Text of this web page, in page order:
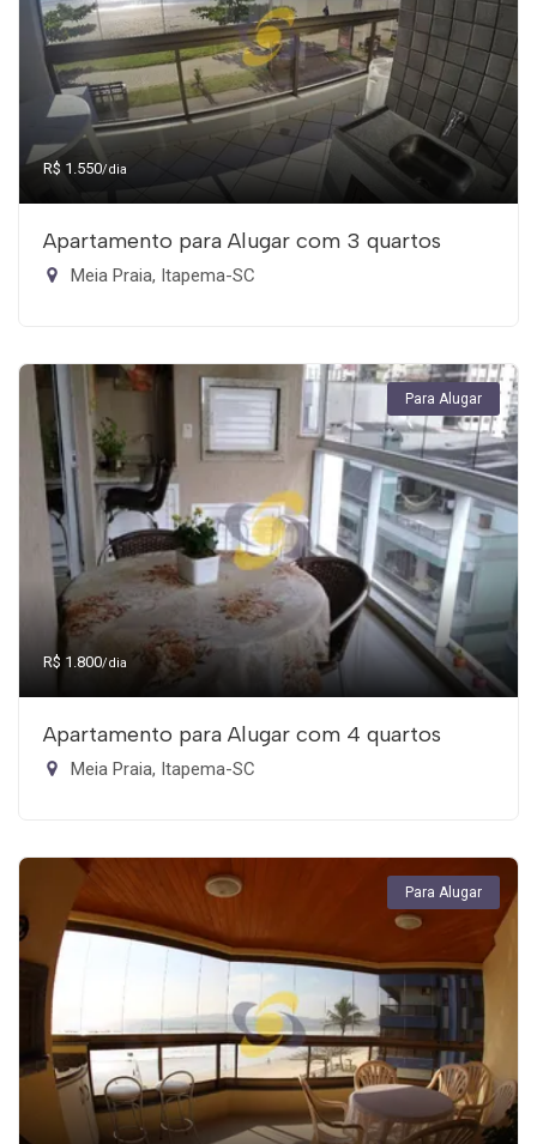
R$ 1.550/dia
Apartamento para Alugar com 3 quartos
Meia Praia, Itapema-SC
Para Alugar
R$ 1.800/dia
Apartamento para Alugar com 4 quartos
Meia Praia, Itapema-SC
Para Alugar